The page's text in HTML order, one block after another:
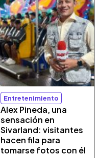
Entretenimiento
Alex Pineda, una
sensación en
Sivarland: visitantes
hacen fila para
tomarse fotos con él